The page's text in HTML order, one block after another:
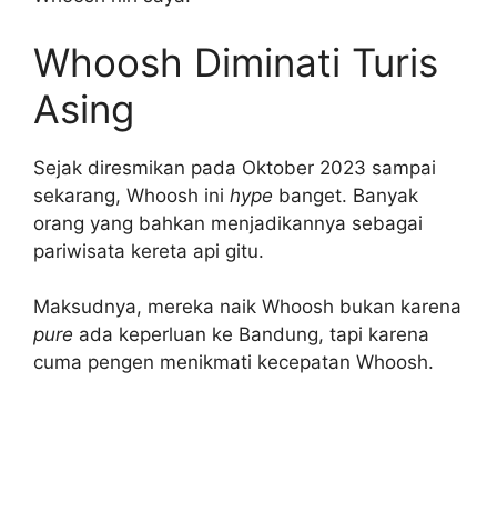
Whoosh Diminati Turis
Asing
Sejak diresmikan pada Oktober 2023 sampai
sekarang, Whoosh ini hype banget. Banyak
orang yang bahkan menjadikannya sebagai
pariwisata kereta api gitu.
Maksudnya, mereka naik Whoosh bukan karena
pure ada keperluan ke Bandung, tapi karena
cuma pengen menikmati kecepatan Whoosh.